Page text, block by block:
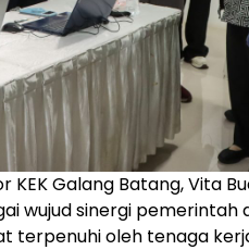
Galang Batang, Vita
wujud sinergi pemerintah
terpenuhi oleh tenaga